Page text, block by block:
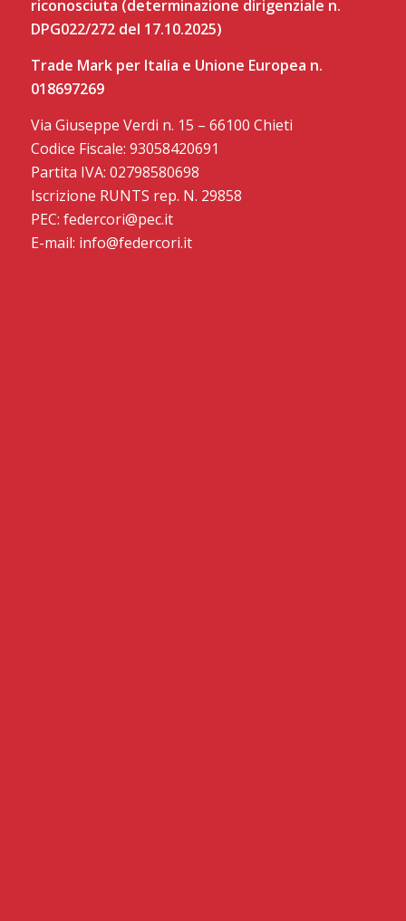
riconosciuta (determinazione dirigenziale n.
DPG022/272 del 17.10.2025)
Trade Mark per Italia e Unione Europea n.
018697269
Via Giuseppe Verdi n. 15 – 66100 Chieti
Codice Fiscale: 93058420691
Partita IVA: 02798580698
Iscrizione RUNTS rep. N. 29858
PEC: federcori@pec.it
E-mail: info@federcori.it